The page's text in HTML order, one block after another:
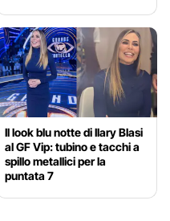
Il look blu notte di Ilary Blasi
al GF Vip: tubino e tacchi a
spillo metallici per la
puntata 7